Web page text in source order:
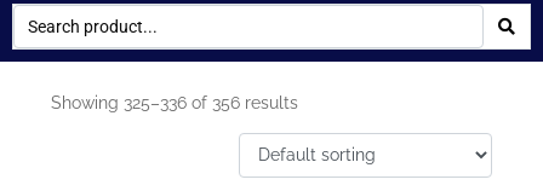
Showing 325–336 of 356 results